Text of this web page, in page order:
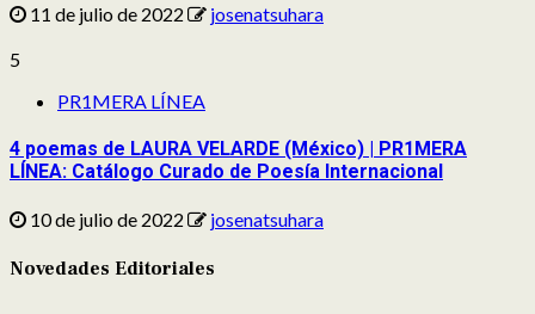
11 de julio de 2022
josenatsuhara
5
PR1MERA LÍNEA
4 poemas de LAURA VELARDE (México) | PR1MERA
LÍNEA: Catálogo Curado de Poesía Internacional
10 de julio de 2022 josenatsuhara
Novedades Editoriales